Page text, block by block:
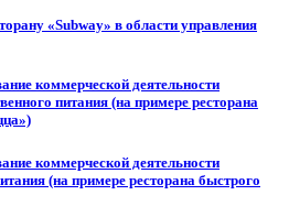
«Subway» в области управления
коммерческой деятельности
питания (на примере ресторана
коммерческой деятельности
(на примере ресторана быстрого